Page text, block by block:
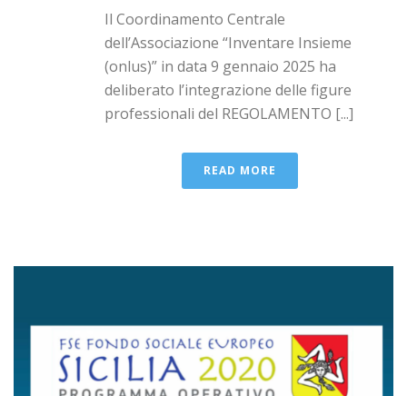
Il Coordinamento Centrale
dell’Associazione “Inventare Insieme
(onlus)” in data 9 gennaio 2025 ha
deliberato l’integrazione delle figure
professionali del REGOLAMENTO [...]
READ MORE